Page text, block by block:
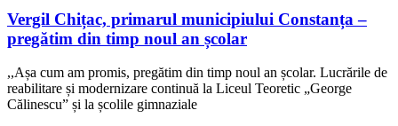
Vergil Chițac, primarul municipiului Constanța –
pregătim din timp noul an școlar
,,Așa cum am promis, pregătim din timp noul an școlar. Lucrările de
reabilitare și modernizare continuă la Liceul Teoretic „George
Călinescu” și la școlile gimnaziale